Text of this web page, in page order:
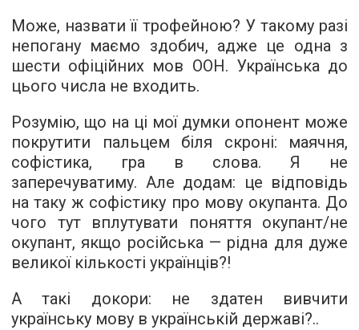
Може, назвати її трофейною? У такому разі
непогану маємо здобич, адже це одна з
шести офіційних мов ООН. Українська до
цього числа не входить.
Розумію, що на ці мої думки опонент може
покрутити пальцем біля скроні: маячня,
софістика, гра в слова. Я не
заперечуватиму. Але додам: це відповідь
на таку ж софістику про мову окупанта. До
чого тут вплутувати поняття окупант/не
окупант, якщо російська — рідна для дуже
великої кількості українців?!
А такі докори: не здатен вивчити
українську мову в українській державі?..